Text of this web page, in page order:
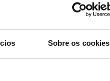
Sobre os cookies